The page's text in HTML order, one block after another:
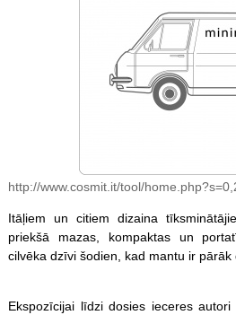
http://www.cosmit.it/tool/
Itāļiem un citiem dizaina
priekšā mazas, kompaktas un
cilvēka dzīvi šodien, kad mantu ir pārāk
Ekspozīcijai līdzi dosies ieceres